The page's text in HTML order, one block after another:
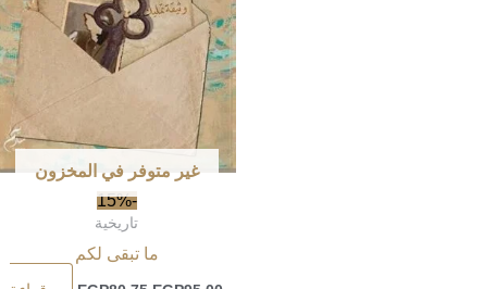
-15%
غير متوفر في المخزون
تاريخية
ما تبقى لكم